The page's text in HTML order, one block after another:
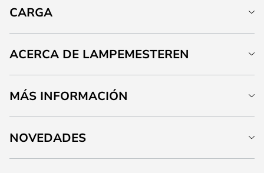
CARGA
ACERCA DE LAMPEMESTEREN
MÁS INFORMACIÓN
NOVEDADES